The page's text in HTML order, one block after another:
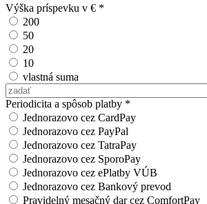
Výška príspevku v € *
200
50
20
10
vlastná suma
Vlastná suma
Periodicita a spôsob platby *
Jednorazovo cez CardPay
Jednorazovo cez PayPal
Jednorazovo cez TatraPay
Jednorazovo cez SporoPay
Jednorazovo cez ePlatby VÚB
Jednorazovo cez Bankový prevod
Pravidelný mesačný dar cez ComfortPay